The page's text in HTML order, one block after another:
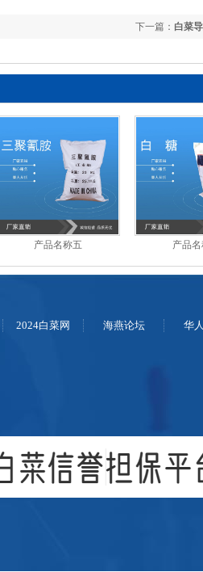
下一篇： 白菜
产品名称五 产品
2024白菜网 海燕论坛 华